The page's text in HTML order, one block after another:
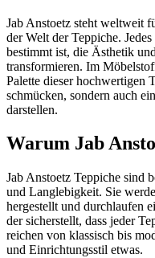
Jab Anstoetz steht weltweit
der Welt der Teppiche.
bestimmt ist, die Ästhetik
transformieren. Im
Palette dieser hochwertigen
schmücken, sondern auch
darstellen.
Warum Jab
Jab Anstoetz Teppiche sind
und Langlebigkeit. Sie
hergestellt und durchlaufen
der sicherstellt, dass jeder
reichen von klassisch bis
und Einrichtungsstil etwas.